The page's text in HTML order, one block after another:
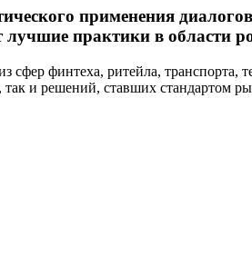
применения
практики в области
сфер финтеха, ритейла,
и решений, ставших стандартом